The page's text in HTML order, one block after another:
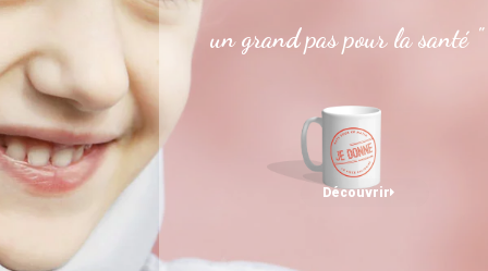
un grand pas pour la santé "
Découvrir